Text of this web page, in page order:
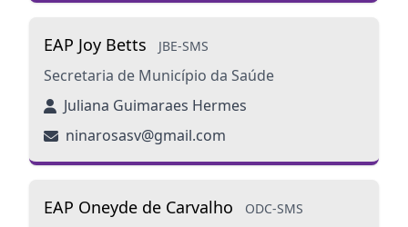
EAP Joy Betts JBE-SMS
Secretaria de Município da Saúde
Juliana Guimaraes Hermes
ninarosasv@gmail.com
EAP Oneyde de Carvalho ODC-SMS